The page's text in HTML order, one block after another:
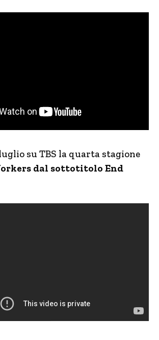
su TBS la quarta stagione
dal sottotitolo End